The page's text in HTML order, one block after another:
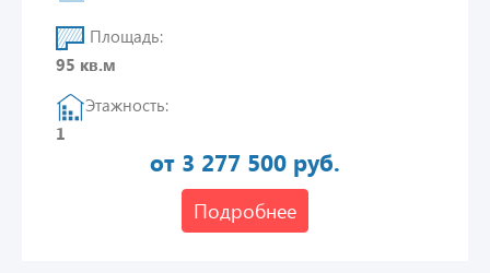
Площадь:
95 кв.м
Этажность:
1
от 3 277 500 руб.
Подробнее